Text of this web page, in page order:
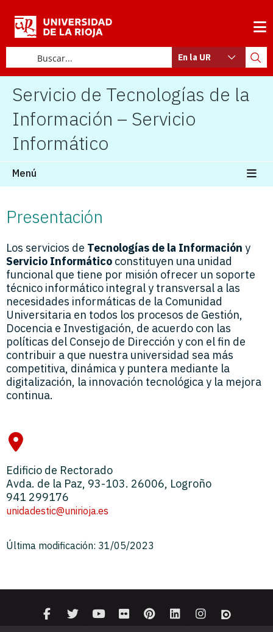
En la UR
Servicio de Tecnologías de la
Información – Servicio
Informático
Menú
Presentación
Los servicios de Tecnologías de la Información y
Servicio Informático constituyen una unidad
funcional que tiene por misión ofrecer un soporte
técnico informático integral y transversal a las
necesidades informáticas de la Comunidad
Universitaria en todos los procesos de Gestión,
Docencia e Investigación, de acuerdo con las
políticas del Consejo de Dirección y con el fin de
contribuir a que nuestra universidad sea más
competitiva, dinámica y puntera mediante la
digitalización, la innovación tecnológica y la mejora
continua.
Edificio de Rectorado
Avda. de la Paz, 93-103. 26006, Logroño
941 299176
unidadestic@unirioja.es
Última modificación: 31/05/2023